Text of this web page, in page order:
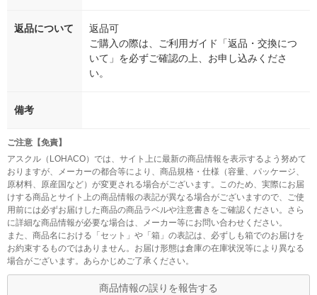
返品について
返品可
ご購入の際は、ご利用ガイド「返品・交換につ
いて」を必ずご確認の上、お申し込みくださ
い。
備考
ご注意【免責】
アスクル（LOHACO）では、サイト上に最新の商品情報を表示するよう努めて
おりますが、メーカーの都合等により、商品規格・仕様（容量、パッケージ、
原材料、原産国など）が変更される場合がございます。このため、実際にお届
けする商品とサイト上の商品情報の表記が異なる場合がございますので、ご使
用前には必ずお届けした商品の商品ラベルや注意書きをご確認ください。さら
に詳細な商品情報が必要な場合は、メーカー等にお問い合わせください。
また、商品名における「セット」や「箱」の表記は、必ずしも箱でのお届けを
お約束するものではありません。お届け形態は倉庫の在庫状況等により異なる
場合がございます。あらかじめご了承ください。
商品情報の誤りを報告する